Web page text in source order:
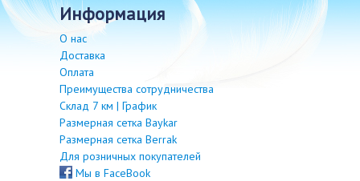
информация
О нас
Доставка
Оплата
Преимущества сотрудничества
Склад 7 км | График
Размерная сетка Baykar
Размерная сетка Berrak
Для розничных покупателей
Мы в FaceBook